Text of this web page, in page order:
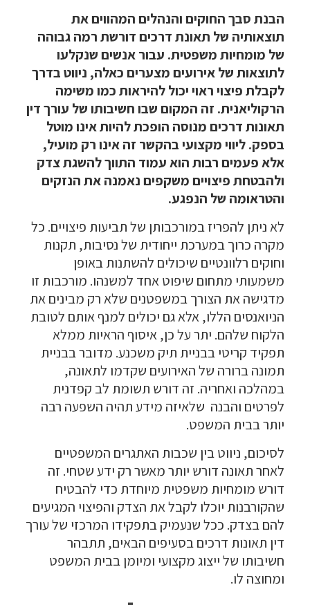
הבנת סבך החוקים והנהלים המהווים את
תוצאותיה של תאונת דרכים דורשת רמה גבוהה
של מומחיות משפטית. עבור אנשים שנקלעו
לתוצאות של אירועים מצערים כאלה, ניווט בדרך
לקבלת פיצוי ראוי יכול להיראות כמו משימה
הרקוליאנית. זה המקום שבו חשיבותו של עורך דין
תאונות דרכים מנוסה הופכת להיות אינו מוטל
בספק. ליווי מקצועי בהקשר זה אינו רק מועיל,
אלא פעמים רבות הוא עמוד התווך להשגת צדק
ולהבטחת פיצויים משקפים נאמנה את הנזקים
והטראומה של הנפגע.
לא ניתן להפריז במורכבותן של תביעות פיצויים. כל
מקרה כרוך במערכת ייחודית של נסיבות, תקנות
וחוקים רלוונטיים שיכולים להשתנות באופן
משמעותי מתחום שיפוט אחד למשנהו. מורכבות זו
מדגישה את הצורך במשפטנים שלא רק מבינים את
הניואנסים הללו, אלא גם יכולים למנף אותם לטובת
הלקוח שלהם. יתר על כן, איסוף הראיות ממלא
תפקיד קריטי בבניית תיק משכנע. מדובר בבניית
תמונה ברורה של האירועים שקדמו לתאונה,
במהלכה ואחריה. זה דורש תשומת לב קפדנית
לפרטים והבנה שלאיזה מידע תהיה השפעה רבה
יותר בבית המשפט.
לסיכום, ניווט בין שכבות האתגרים המשפטיים
לאחר תאונה דורש יותר מאשר רק ידע שטחי. זה
דורש מומחיות משפטית מיוחדת כדי להבטיח
שהקורבנות יוכלו לקבל את הצדק והפיצוי המגיעים
להם בצדק. ככל שנעמיק בתפקידו המרכזי של עורך
דין תאונות דרכים בסעיפים הבאים, תתבהר
חשיבותו של ייצוג מקצועי ומיומן בבית המשפט
ומחוצה לו.